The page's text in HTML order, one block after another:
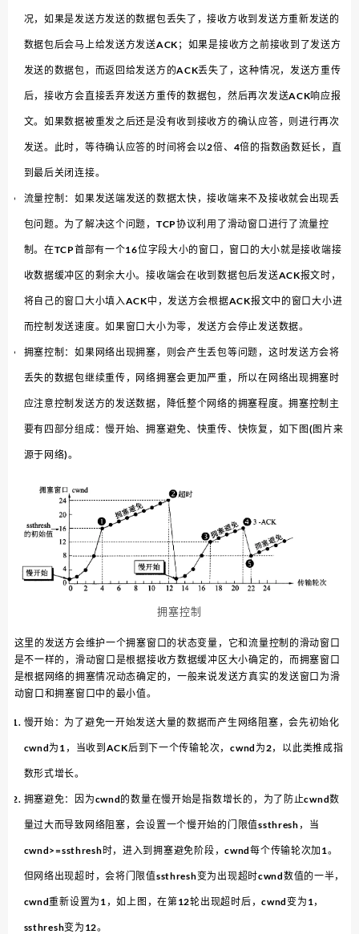
况，如果是发送方发送的数据包丢失了，接收方收到发送方重新发送的
数据包后会马上给发送方发送ACK；如果是接收方之前接收到了发送方
发送的数据包，而返回给发送方的ACK丢失了，这种情况，发送方重传
后，接收方会直接丢弃发送方重传的数据包，然后再次发送ACK响应报
文。如果数据被重发之后还是没有收到接收方的确认应答，则进行再次
发送。此时，等待确认应答的时间将会以2倍、4倍的指数函数延长，直
到最后关闭连接。
流量控制：如果发送端发送的数据太快，接收端来不及接收就会出现丢
包问题。为了解决这个问题，TCP协议利用了滑动窗口进行了流量控
制。在TCP首部有一个16位字段大小的窗口，窗口的大小就是接收端接
收数据缓冲区的剩余大小。接收端会在收到数据包后发送ACK报文时，
将自己的窗口大小填入ACK中，发送方会根据ACK报文中的窗口大小进
而控制发送速度。如果窗口大小为零，发送方会停止发送数据。
拥塞控制：如果网络出现拥塞，则会产生丢包等问题，这时发送方会将
丢失的数据包继续重传，网络拥塞会更加严重，所以在网络出现拥塞时
应注意控制发送方的发送数据，降低整个网络的拥塞程度。拥塞控制主
要有四部分组成：慢开始、拥塞避免、快重传、快恢复，如下图(图片来
源于网络)。
拥塞控制
这里的发送方会维护一个拥塞窗口的状态变量，它和流量控制的滑动窗口
是不一样的，滑动窗口是根据接收方数据缓冲区大小确定的，而拥塞窗口
是根据网络的拥塞情况动态确定的，一般来说发送方真实的发送窗口为滑
动窗口和拥塞窗口中的最小值。
慢开始：为了避免一开始发送大量的数据而产生网络阻塞，会先初始化
cwnd为1，当收到ACK后到下一个传输轮次，cwnd为2，以此类推成指
数形式增长。
拥塞避免：因为cwnd的数量在慢开始是指数增长的，为了防止cwnd数
量过大而导致网络阻塞，会设置一个慢开始的门限值ssthresh，当
cwnd>=ssthresh时，进入到拥塞避免阶段，cwnd每个传输轮次加1。
但网络出现超时，会将门限值ssthresh变为出现超时cwnd数值的一半，
cwnd重新设置为1，如上图，在第12轮出现超时后，cwnd变为1，
ssthresh变为12。